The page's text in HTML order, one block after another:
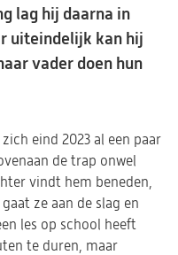
lag hij daarna in
uiteindelijk kan hij
vader doen hun
eind 2023 al een paar
de trap onwel
vindt hem beneden,
ze aan de slag en
les op school heeft
te duren, maar